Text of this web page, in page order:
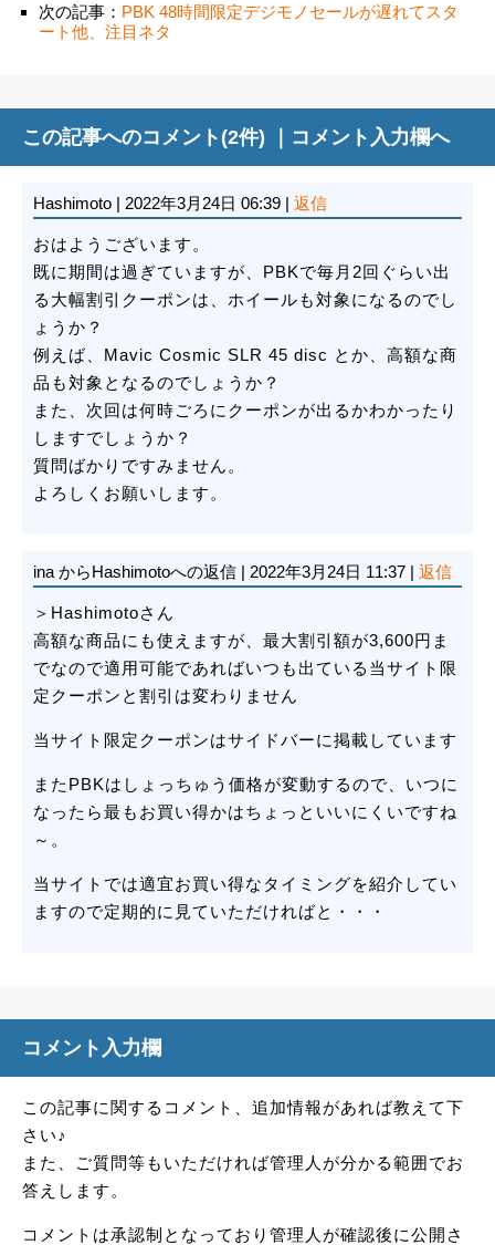
次の記事： PBK 48時間限定デジモノセールが遅れてスタ
ート他、注目ネタ
この記事へのコメント(2件) ｜ コメント入力欄へ
Hashimoto | 2022年3月24日 06:39 | 返信
おはようございます。
既に期間は過ぎていますが、PBKで毎月2回ぐらい出
る大幅割引クーポンは、ホイールも対象になるのでし
ょうか？
例えば、Mavic Cosmic SLR 45 disc とか、高額な商
品も対象となるのでしょうか？
また、次回は何時ごろにクーポンが出るかわかったり
しますでしょうか？
質問ばかりですみません。
よろしくお願いします。
ina からHashimotoへの返信 | 2022年3月24日 11:37 | 返信
＞Hashimotoさん
高額な商品にも使えますが、最大割引額が3,600円ま
でなので適用可能であればいつも出ている当サイト限
定クーポンと割引は変わりません
当サイト限定クーポンはサイドバーに掲載しています
またPBKはしょっちゅう価格が変動するので、いつに
なったら最もお買い得かはちょっといいにくいですね
～。
当サイトでは適宜お買い得なタイミングを紹介してい
ますので定期的に見ていただければと・・・
コメント入力欄
この記事に関するコメント、追加情報があれば教えて下
さい♪
また、ご質問等もいただければ管理人が分かる範囲でお
答えします。
コメントは承認制となっており管理人が確認後に公開さ